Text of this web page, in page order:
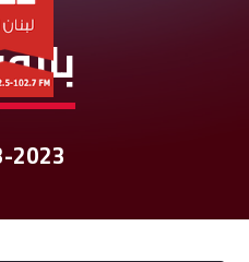
نشرات
2023